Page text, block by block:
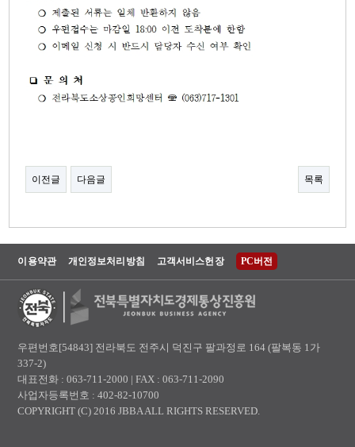
이전글 다음글 목록
이용약관 개인정보처리방침 고객서비스헌장 PC버전
우편번호[54843] 전라북도 전주시 덕진구 팔과정로 164 (팔복동 1가
337-2)
대표전화 : 063-711-2000 | FAX : 063-711-2090
사업자등록번호 : 402-82-10700
COPYRIGHT (C) 2016 JBBA ALL RIGHTS RESERVED.